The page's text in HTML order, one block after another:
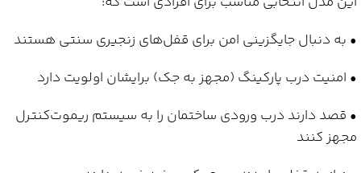
• به دنبال جایگزینی امن برای قفل‌های زنجیری سنتی هستند
• امنیت درب پارکینگ (مجهز به جک) برایشان اولویت دارد
• قصد دارند درب ورودی ساختمان را به سیستم ریموت‌کنترل
مجهز کنند